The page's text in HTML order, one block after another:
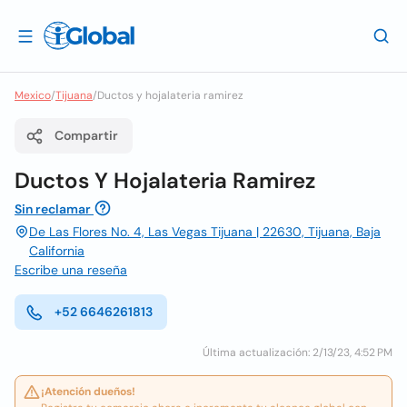
Mexico/Tijuana/Ductos y hojalateria ramirez
Compartir
Ductos Y Hojalateria Ramirez
Sin reclamar
De Las Flores No. 4, Las Vegas Tijuana | 22630, Tijuana, Baja
California
Escribe una reseña
+52 6646261813
Última actualización: 2/13/23, 4:52 PM
¡Atención dueños!